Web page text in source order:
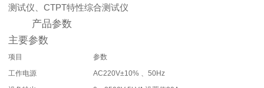
测试仪、CTPT特性综合测试仪
产品参数
主要参数
项目
参数
工作电源
AC220V±10% 、50Hz